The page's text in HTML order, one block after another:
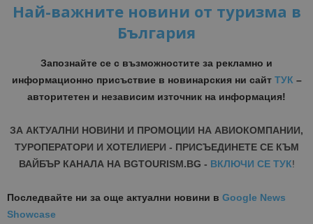
Най-важните новини от туризма в
България
Запознайте се с възможностите за рекламно и
информационно присъствие в новинарския ни сайт ТУК–
авторитетен и независим източник на информация!
ЗА АКТУАЛНИ НОВИНИ И ПРОМОЦИИ НА АВИОКОМПАНИИ,
ТУРОПЕРАТОРИ И ХОТЕЛИЕРИ - ПРИСЪЕДИНЕТЕ СЕ КЪМ
ВАЙБЪР КАНАЛА НА BGTOURISM.BG - ВКЛЮЧИ СЕ ТУК!
Последвайте ни за още актуални новини в Google News
Showcase